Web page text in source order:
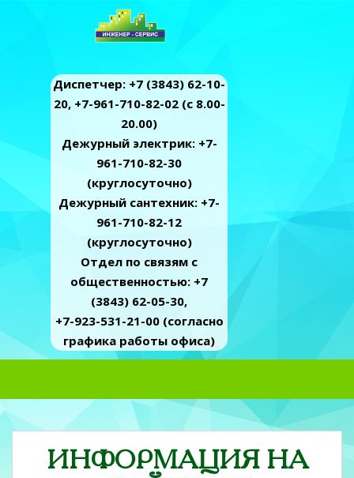
Диспетчер: +7 (3843) 62-10-
20, +7-961-710-82-02 (c 8.00-
20.00)
Дежурный электрик: +7-
961-710-82-30
(круглосуточно)
Дежурный сантехник: +7-
961-710-82-12
(круглосуточно)
Отдел по связям с
общественностью: +7
(3843) 62-05-30,
+7-923-531-21-00 (согласно
графика работы офиса)
i
ИНФОРМАЦИЯ НА